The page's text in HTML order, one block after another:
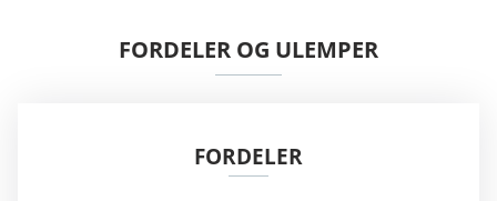
FORDELER OG ULEMPER
FORDELER